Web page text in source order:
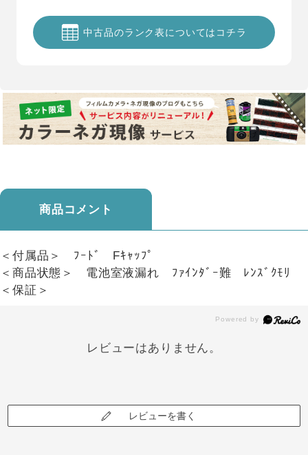
中古品のランク表についてはコチラ
商品コメント
＜付属品＞ ﾌｰﾄﾞ Fｷｬｯﾌﾟ
＜商品状態＞ 電池室液漏れ ﾌｧｲﾝﾀﾞｰ難 ﾚﾝｽﾞｸﾓﾘ
＜保証＞
レビューはありません。
レビューを書く